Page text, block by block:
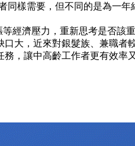
樣需要，但不同的是為一年
經濟壓力，重新思考是否該
大，近來對銀髮族、兼職者
，讓中高齡工作者更有效率